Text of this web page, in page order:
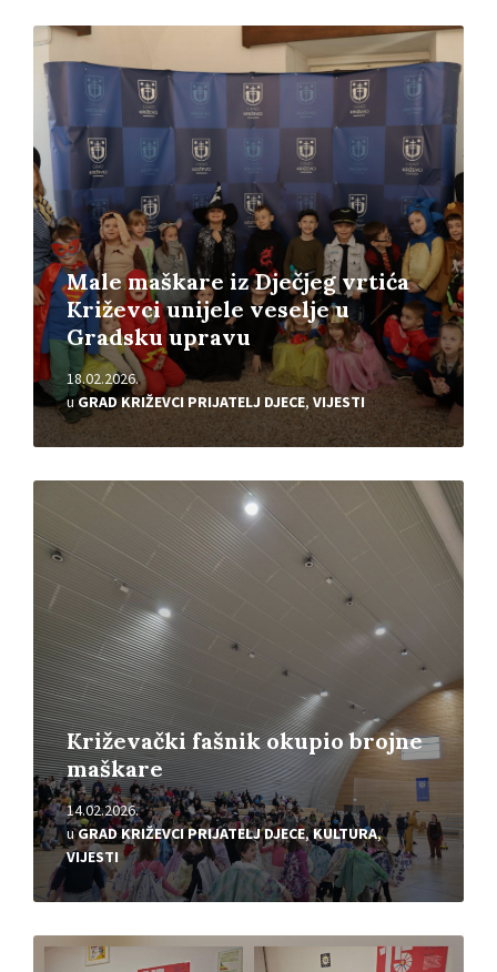
Male maškare iz Dječjeg vrtića
Križevci unijele veselje u
Gradsku upravu
18.02.2026.
uGRAD KRIŽEVCI PRIJATELJ DJECE, VIJESTI
Pročitajte
Križevački fašnik okupio brojne
maškare
14.02.2026.
uGRAD KRIŽEVCI PRIJATELJ DJECE,KULTURA,
VIJESTI
Pročitajte
Pročitajte